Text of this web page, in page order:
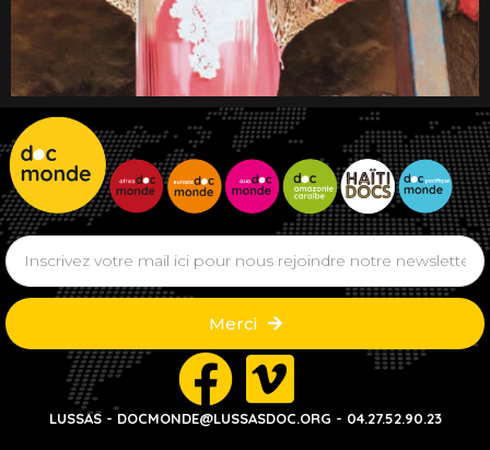
Merci
LUSSAS - DOCMONDE@LUSSASDOC.ORG - 04.27.52.90.23​